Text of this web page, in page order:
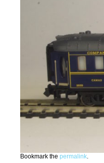
Bookmark the permalink.